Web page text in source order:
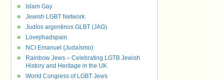
Islam Gay
Jewish LGBT Network
Judíos argentinos GLBT (JAG)
Lovejihadspain
NCI Emanuel (Judaísmo)
Rainbow Jews – Celebrating LGTB Jewish
History and Heritage in the UK
World Congress of LGBT Jews